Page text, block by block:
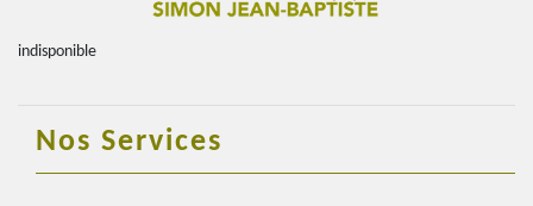
indisponible
Nos Services